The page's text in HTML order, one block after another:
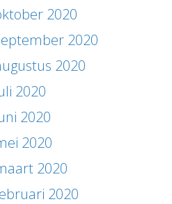
2020
2020
2020
2020
2020
2020
2020
2020